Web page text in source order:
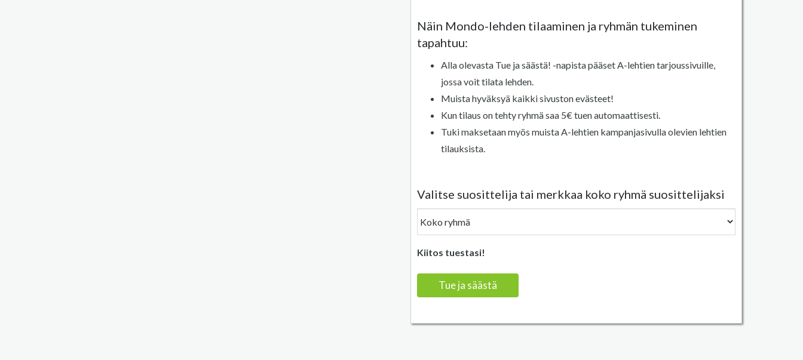
Näin Mondo-lehden tilaaminen ja ryhmän tukeminen
tapahtuu:
Alla olevasta Tue ja säästä! -napista pääset A-lehtien tarjoussivuille,
jossa voit tilata lehden.
Muista hyväksyä kaikki sivuston evästeet!
Kun tilaus on tehty ryhmä saa 5€ tuen automaattisesti.
Tuki maksetaan myös muista A-lehtien kampanjasivulla olevien lehtien
tilauksista.
Valitse suosittelija tai merkkaa koko ryhmä suosittelijaksi
Kiitos tuestasi!
Tue ja säästä